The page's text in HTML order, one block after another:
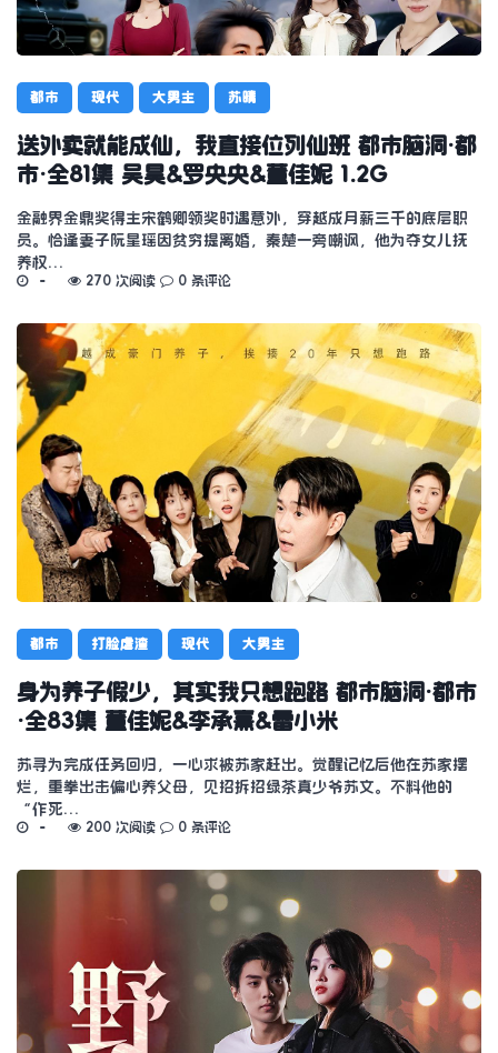
都市 现代 大男主 苏晴
送外卖就能成仙，我直接位列仙班 都市脑洞·都
市·全81集 吴昊&罗央央&董佳妮 1.2G
金融界金鼎奖得主宋鹤卿领奖时遇意外，穿越成月薪三千的底层职
员。恰逢妻子阮星瑶因贫穷提离婚，秦楚一旁嘲讽，他为夺女儿抚
养权…
270 次阅读 0 条评论
都市 打脸虐渣 现代 大男主
身为养子假少，其实我只想跑路 都市脑洞·都市
·全83集 董佳妮&李承熹&雷小米
苏寻为完成任务回归，一心求被苏家赶出。觉醒记忆后他在苏家摆
烂，重拳出击偏心养父母，见招拆招绿茶真少爷苏文。不料他的
“作死…
200 次阅读 0 条评论